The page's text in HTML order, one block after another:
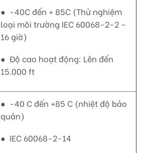
● -40C đến + 85C (Thử nghiệm
loại môi trường IEC 60068-2-2 –
16 giờ)
● Độ cao hoạt động: Lên đến
15.000 ft
● -40 C đến +85 C (nhiệt độ bảo
quản)
● IEC 60068-2-14